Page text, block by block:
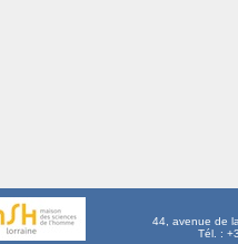
44, avenue de
Tél. :